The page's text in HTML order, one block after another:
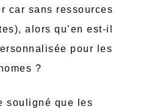
car sans ressources
alors qu’en est-il
pour les
?
souligné que les